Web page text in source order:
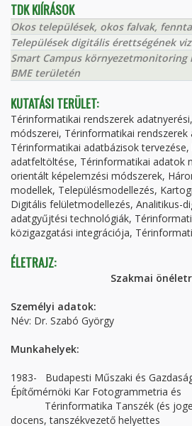
TDK KIÍRÁSOK
Okos települések, okos falvak,
Települések digitális érettségének
Smart Campus környezetmonitoring
BME területén
KUTATÁSI TERÜLET:
Térinformatikai rendszerek
módszerei, Térinformatikai rendszerek
Térinformatikai adatbázisok
adatfeltöltése, Térinformatikai adatok
orientált képelemzési módszerek,
modellek, Településmodellezés,
Digitális felületmodellezés, Analitikus-
adatgyűjtési technológiák,
közigazgatási integrációja,
ÉLETRAJZ:
Szakmai
Személyi adatok:
Név: Dr. Szabó György
Munkahelyek:
1983- Budapesti Műszaki és
Építőmérnöki Kar Fotogrammetria és
Térinformatika Tanszék (és
docens, tanszékvezető helyettes